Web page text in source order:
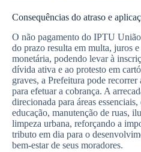
Consequências do atraso e
O não pagamento do IPTU
do prazo resulta em multa, juros
monetária, podendo levar à
dívida ativa e ao protesto em
graves, a Prefeitura pode
para efetuar a cobrança. A
direcionada para áreas essenciais,
educação, manutenção de ruas,
limpeza urbana, reforçando a
tributo em dia para o
bem-estar de seus moradores.